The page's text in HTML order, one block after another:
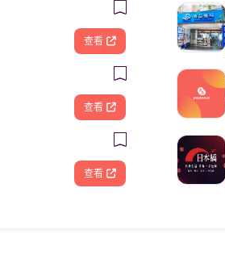
查看
查看
查看